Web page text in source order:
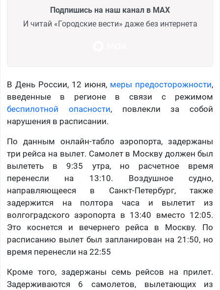
Подпишись на наш канал в MAX
И читай «Городские вести» даже без интернета
В День России, 12 июня, меры предосторожности,
введенные в регионе в связи с режимом
беспилотной опасности, повлекли за собой
нарушения в расписании.
По данным онлайн-табло аэропорта, задержаны
три рейса на вылет. Самолет в Москву должен был
вылететь в 9:35 утра, но расчетное время
перенесли на 13:10. Воздушное судно,
направляющееся в Санкт-Петербург, также
задержится на полтора часа и вылетит из
волгоградского аэропорта в 13:40 вместо 12:05.
Это коснется и вечернего рейса в Москву. По
расписанию вылет был запланирован на 21:50, но
время перенесли на 22:55
Кроме того, задержаны семь рейсов на прилет.
Задерживаются 6 самолетов, вылетающих из